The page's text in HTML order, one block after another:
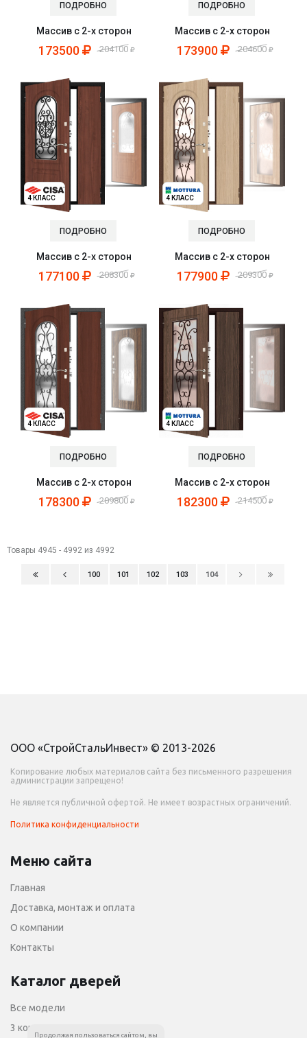
ПОДРОБНО
Массив с 2-х сторон
173500 204100
ПОДРОБНО
Массив с 2-х сторон
173900 204600
4 КЛАСС
ПОДРОБНО
Массив с 2-х сторон
177100 208300
4 КЛАСС
ПОДРОБНО
Массив с 2-х сторон
177900 209300
4 КЛАСС
ПОДРОБНО
Массив с 2-х сторон
178300 209800
4 КЛАСС
ПОДРОБНО
Массив с 2-х сторон
182300 214500
Товары 4945 - 4992 из 4992
100 101 102 103 104
ООО «СтройСтальИнвест» © 2013-2026
Копирование любых материалов сайта без письменного разрешения
администрации запрещено!
Не является публичной офертой. Не имеет возрастных ограничений.
Политика конфиденциальности
Меню сайта
Главная
Доставка, монтаж и оплата
О компании
Контакты
Каталог дверей
Все модели
3 контура уплотнения
Продолжая пользоваться сайтом, вы